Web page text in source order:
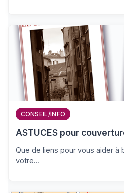
CONSEIL/INFO
ASTUCES pour
Que de liens pour vous aider à
votre…